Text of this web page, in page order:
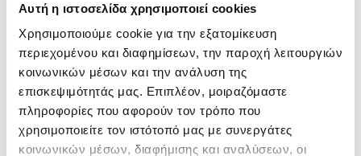
Αυτή η ιστοσελίδα χρησιμοποιεί cookies
Χρησιμοποιούμε cookie για την εξατομίκευση
περιεχομένου και διαφημίσεων, την παροχή λειτουργιών
κοινωνικών μέσων και την ανάλυση της
επισκεψιμότητάς μας. Επιπλέον, μοιραζόμαστε
πληροφορίες που αφορούν τον τρόπο που
χρησιμοποιείτε τον ιστότοπό μας με συνεργάτες
κοινωνικών μέσων, διαφήμισης και αναλύσεων, οι
μια πρωτόγνωρου βεληνεκούς δημοσιονομική
κρίση. Η αβεβαιότητα και η ανασφάλεια έχει
επηρεάσει όλους τους κλάδους οικονομικής
δραστηριότητας ακόμα και αυτόν της Υγείας, ο
οποίος εντάσσονταν από ειδικούς – αναλυτές